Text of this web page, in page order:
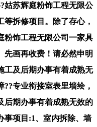
姑苏辉庭粉饰工程无限公
拆修项目。除了存心，
粉饰工程无限公司一家具
先画再收费！请必然申明
工及后期办事有着成熟无
专业衔接室表里墙绘，
后期办事有着成熟无效的
事项目:1、室内拆除、墙